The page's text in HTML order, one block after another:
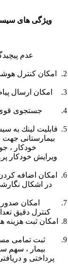
ویژگی های
عدم
امكان كنترل
امكان ارسال
جستجوی قوی
قابلیت لینك به
بیمارستانی
ویرایش خودكار
امكان اضافه
در اشكال
امكان صدور
كنترل دقیق
امكان ثبت
ثبت تمامی
بیمار ، سهم
پرداختی و